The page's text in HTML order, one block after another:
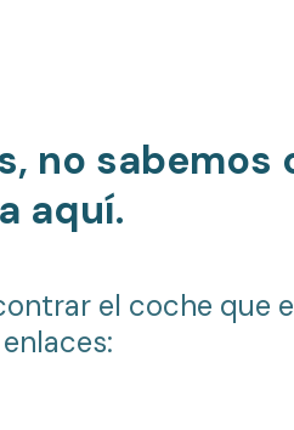
no sabemos
aquí.
el coche que